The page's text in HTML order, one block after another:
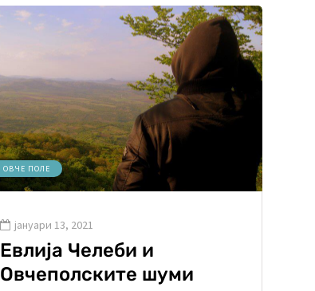
ОВЧЕ ПОЛЕ
јануари 13, 2021
Евлија Челеби и
Овчеполските шуми